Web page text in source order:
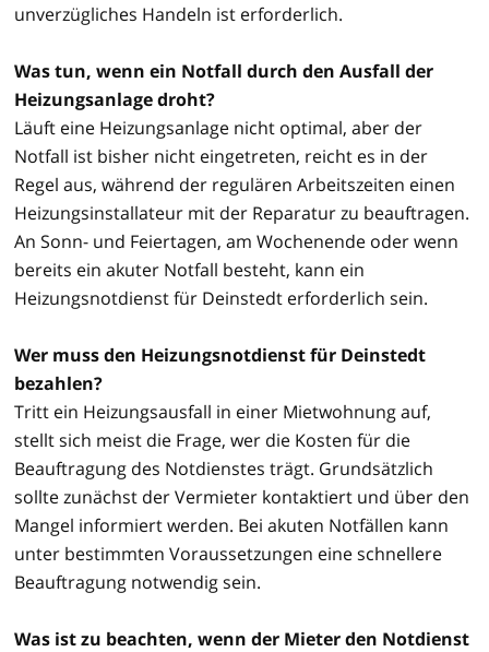
unverzügliches Handeln ist erforderlich.
Was tun, wenn ein Notfall durch den Ausfall der
Heizungsanlage droht?
Läuft eine Heizungsanlage nicht optimal, aber der
Notfall ist bisher nicht eingetreten, reicht es in der
Regel aus, während der regulären Arbeitszeiten einen
Heizungsinstallateur mit der Reparatur zu beauftragen.
An Sonn- und Feiertagen, am Wochenende oder wenn
bereits ein akuter Notfall besteht, kann ein
Heizungsnotdienst für Deinstedt erforderlich sein.
Wer muss den Heizungsnotdienst für Deinstedt
bezahlen?
Tritt ein Heizungsausfall in einer Mietwohnung auf,
stellt sich meist die Frage, wer die Kosten für die
Beauftragung des Notdienstes trägt. Grundsätzlich
sollte zunächst der Vermieter kontaktiert und über den
Mangel informiert werden. Bei akuten Notfällen kann
unter bestimmten Voraussetzungen eine schnellere
Beauftragung notwendig sein.
Was ist zu beachten, wenn der Mieter den Notdienst